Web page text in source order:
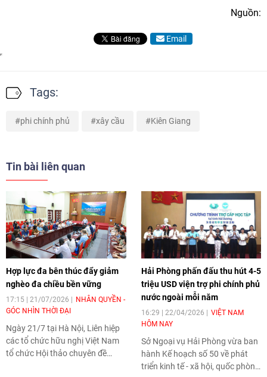
Nguồn:
Email
Tags:
phi chính phủ xây cầu Kiên Giang
Tin bài liên quan
Hợp lực đa bên thúc đẩy giảm
nghèo đa chiều bền vững
17:15 | 21/07/2026
NHÂN QUYỀN -
GÓC NHÌN THỜI ĐẠI
Ngày 21/7 tại Hà Nội, Liên hiệp
các tổ chức hữu nghị Việt Nam
tổ chức Hội thảo chuyên đề
Hải Phòng phấn đấu thu hút 4-5
triệu USD viện trợ phi chính phủ
nước ngoài mỗi năm
16:29 | 22/04/2026
VIỆT NAM
HÔM NAY
Sở Ngoại vụ Hải Phòng vừa ban
hành Kế hoạch số 50 về phát
triển kinh tế - xã hội, quốc phòng